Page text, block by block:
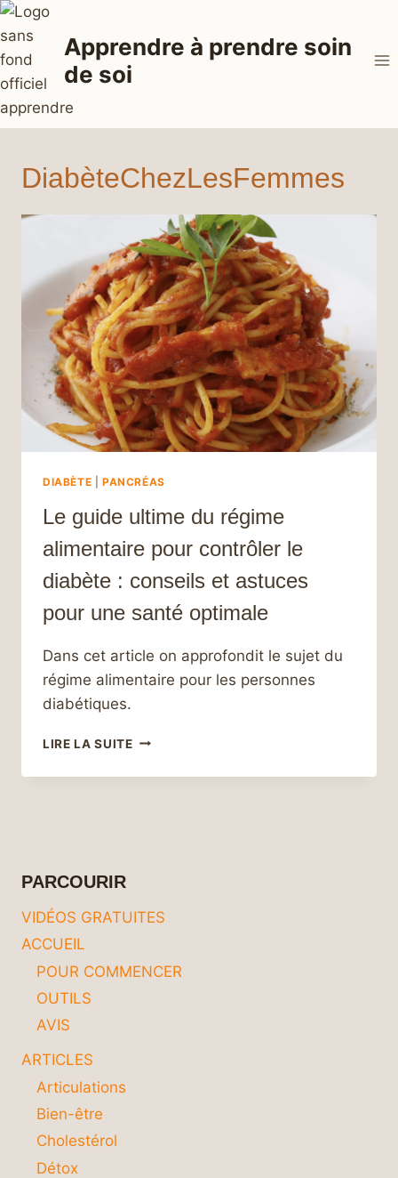
Aller
au
contenu
Apprendre à prendre soin
de soi
DiabèteChezLesFemmes
DIABÈTE PANCRÉAS
Le guide ultime du régime
alimentaire pour contrôler le
diabète : conseils et astuces
pour une santé optimale
Dans cet article on approfondit le sujet du
régime alimentaire pour les personnes
diabétiques.
LIRE LA SUITELE
ULTIME
CONSEILS
ASTUCES
POUR
PARCOURIR
VIDÉOS GRATUITES
ACCUEIL
POUR COMMENCER
OUTILS
AVIS
ARTICLES
Articulations
Bien-être
Cholestérol
Détox